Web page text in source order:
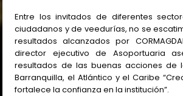
Entre los invitados de diferentes
ciudadanos y de veedurías, no se
resultados alcanzados por
director ejecutivo de Asoportuaria
resultados de las buenas acciones de
Barranquilla, el Atlántico y el Caribe
fortalece la confianza en la institución”.